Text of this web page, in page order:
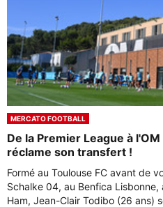
MERCATO FOOTBALL
De la Premier League à
réclame son transfert !
Formé au Toulouse FC avant de
Schalke 04, au Benfica Lisbonne,
Ham, Jean-Clair Todibo (26 ans)